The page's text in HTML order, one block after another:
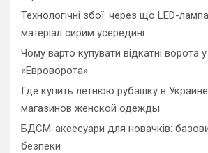
Технологічні збої: через що LED-
матеріал сирим усередині
Чому варто купувати відкатні ворота
«Евроворота»
Где купить летнюю рубашку в
магазинов женской одежды
БДСМ-аксесуари для новачків:
безпеки